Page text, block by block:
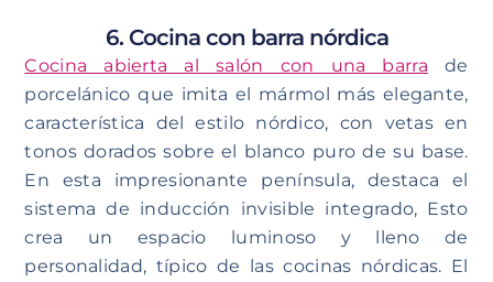
6. Cocina con barra nórdica
Cocina abierta al salón con una barra de
porcelánico que imita el mármol más elegante,
característica del estilo nórdico, con vetas en
tonos dorados sobre el blanco puro de su base.
En esta impresionante península, destaca el
sistema de inducción invisible integrado, Esto
crea un espacio luminoso y lleno de
personalidad, típico de las cocinas nórdicas. El